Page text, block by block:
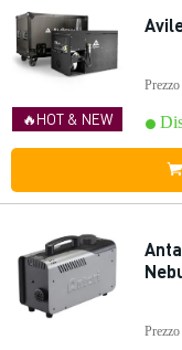
🔥HOT & NEW